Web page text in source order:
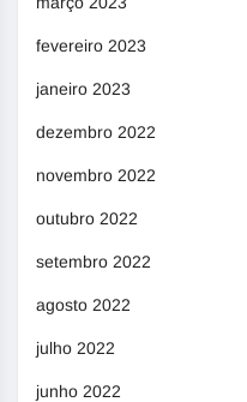
fevereiro 2023
janeiro 2023
dezembro 2022
novembro 2022
outubro 2022
setembro 2022
agosto 2022
julho 2022
junho 2022